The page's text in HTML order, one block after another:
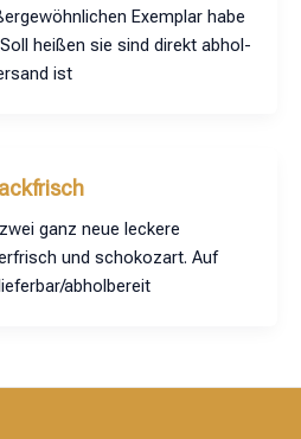
Exemplar habe
heißen sie sind direkt abhol-
ist
ganz neue leckere
und schokozart. Auf
abholbereit